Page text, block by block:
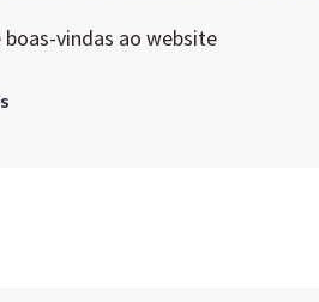
boas-vindas ao website